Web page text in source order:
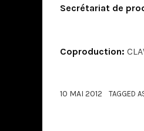
Secrétariat de
Coproduction:
10 MAI 2012 TAGGED